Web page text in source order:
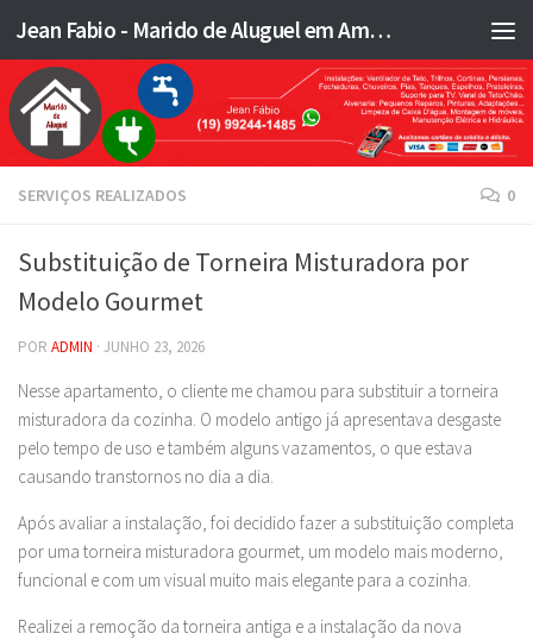
Skip to content Jean Fabio - Marido de Aluguel em Americana SP e região - JFMA
SERVIÇOS REALIZADOS 0
Substituição de Torneira Misturadora por
Modelo Gourmet
POR ADMIN · JUNHO 23, 2026
Nesse apartamento, o cliente me chamou para substituir a torneira
misturadora da cozinha. O modelo antigo já apresentava desgaste
pelo tempo de uso e também alguns vazamentos, o que estava
causando transtornos no dia a dia.
Após avaliar a instalação, foi decidido fazer a substituição completa
por uma torneira misturadora gourmet, um modelo mais moderno,
funcional e com um visual muito mais elegante para a cozinha.
Realizei a remoção da torneira antiga e a instalação da nova